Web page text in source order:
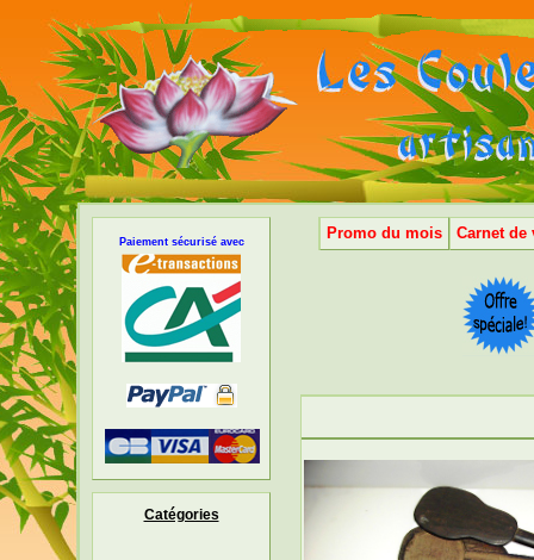
Paiement sécurisé avec
Catégories
Promo du mois Carnet de